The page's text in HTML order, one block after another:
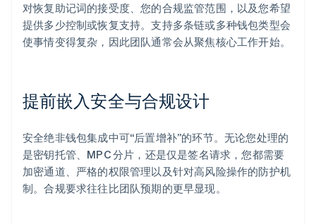
对恢复助记词的接受度、您的合规监管范围，以及您希望
提供多少控制或恢复支持。支持多条链或多种钱包类型会
使事情变得复杂，因此团队通常会从聚焦核心工作开始。
提前嵌入安全与合规设计
安全绝非钱包集成中可“后置增补”的环节。无论您处理的
是密钥托管、MPC 分片，还是仅是签名请求，您都需要
加密通道、严格的权限管理以及针对高风险操作的防护机
制。合规要求往往比团队预期的更早显现。